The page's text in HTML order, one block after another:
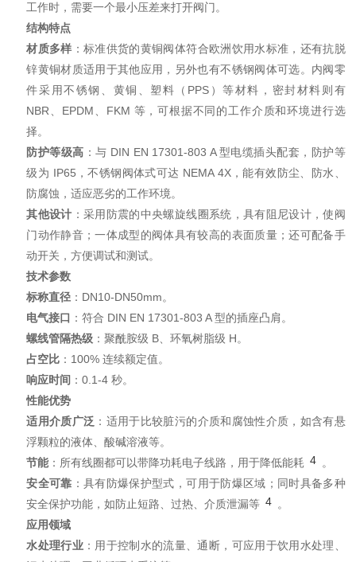
工作时，需要一个最小压差来打开阀门。
结构特点
材质多样 ：标准供货的黄铜阀体符合欧洲饮用水标准，还有抗脱
锌黄铜材质适用于其他应用，另外也有不锈钢阀体可选。内阀零
件采用不锈钢、黄铜、塑料（PPS）等材料，密封材料则有
NBR、EPDM、FKM 等，可根据不同的工作介质和环境进行选
择。
防护等级高 ：与 DIN EN 17301-803 A 型电缆插头配套，防护等
级为 IP65，不锈钢阀体式可达 NEMA 4X，能有效防尘、防水、
防腐蚀，适应恶劣的工作环境。
其他设计 ：采用防震的中央螺旋线圈系统，具有阻尼设计，使阀
门动作静音；一体成型的阀体具有较高的表面质量；还可配备手
动开关，方便调试和测试。
技术参数
标称直径 ：DN10-DN50mm。
电气接口 ：符合 DIN EN 17301-803 A 型的插座凸肩。
螺线管隔热级 ：聚酰胺级 B、环氧树脂级 H。
占空比 ：100% 连续额定值。
响应时间 ：0.1-4 秒。
性能优势
适用介质广泛 ：适用于比较脏污的介质和腐蚀性介质，如含有悬
浮颗粒的液体、酸碱溶液等。
节能：所有线圈都可以带降功耗电子线路，用于降低能耗 4 。
安全可靠 ：具有防爆保护型式，可用于防爆区域；同时具备多种
安全保护功能，如防止短路、过热、介质泄漏等 4 。
应用领域
水处理行业 ：用于控制水的流量、通断，可应用于饮用水处理、